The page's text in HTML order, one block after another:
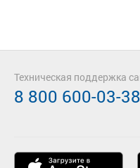
Техническая поддержка
8 800 600-03-38